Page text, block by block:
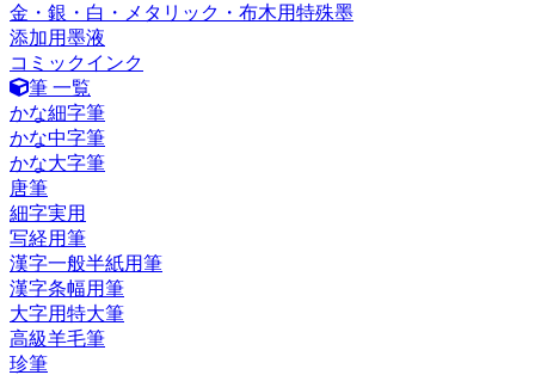
金・銀・白・メタリック・布木用特殊墨
添加用墨液
コミックインク
筆 一覧
かな細字筆
かな中字筆
かな大字筆
唐筆
細字実用
写経用筆
漢字一般半紙用筆
漢字条幅用筆
大字用特大筆
高級羊毛筆
珍筆